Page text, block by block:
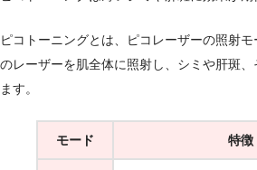
ピコトーニングとは、ピコレーザーの照射
のレーザーを肌全体に照射し、シミや肝斑
ます。
モード 特徴